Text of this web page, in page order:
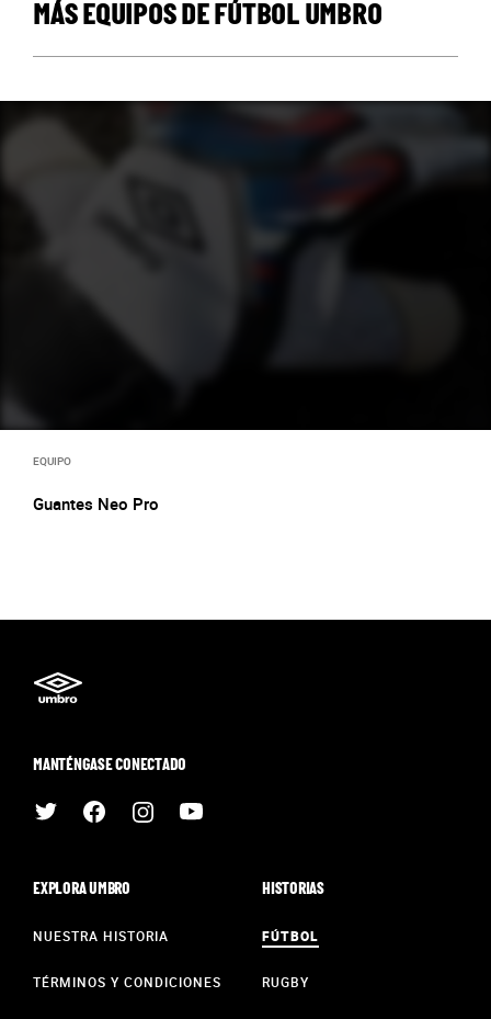
MÁS EQUIPOS DE FÚTBOL UMBRO
EQUIPO
Guantes Neo Pro
MANTÉNGASE CONECTADO
EXPLORA UMBRO
NUESTRA HISTORIA
TÉRMINOS Y CONDICIONES
HISTORIAS
FÚTBOL
RUGBY